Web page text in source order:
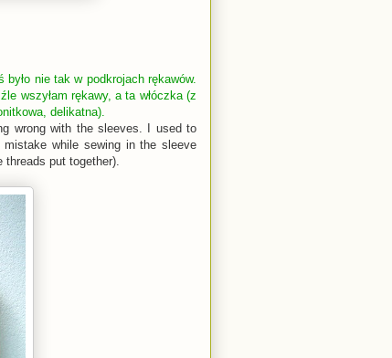
nie tak w podkrojach rękawów.
wszyłam rękawy, a ta włóczka (z
delikatna).
wrong with the sleeves. I used to
while sewing in the sleeve
put together).